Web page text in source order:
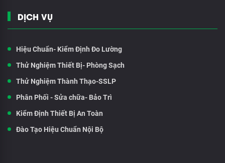
DỊCH VỤ
Hiệu Chuẩn- Kiểm Định Đo Lường
Thử Nghiệm Thiết Bị- Phòng Sạch
Thử Nghiệm Thành Thạo-SSLP
Phân Phối - Sửa chữa- Bảo Trì
Kiểm Định Thiết Bị An Toàn
Đào Tạo Hiệu Chuẩn Nội Bộ